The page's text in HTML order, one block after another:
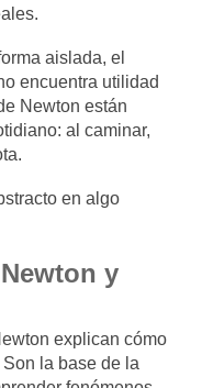
aislada, el
encuentra utilidad
Newton están
al caminar,
en algo
y
explican cómo
la base de la